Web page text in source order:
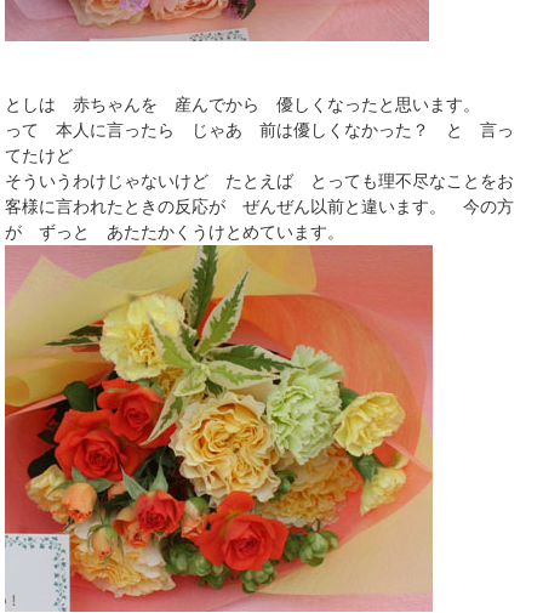
としは 赤ちゃんを 産んでから 優しくなったと思います。
って 本人に言ったら じゃあ 前は優しくなかった？ と 言っ
てたけど
そういうわけじゃないけど たとえば とっても理不尽なことをお
客様に言われたときの反応が ぜんぜん以前と違います。 今の方
が ずっと あたたかくうけとめています。